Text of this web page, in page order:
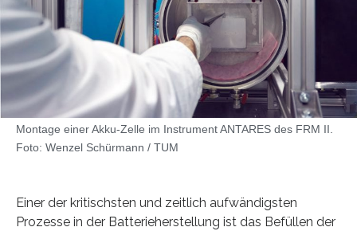
Montage einer Akku-Zelle im Instrument ANTARES des FRM II.
Foto: Wenzel Schürmann / TUM
Einer der kritischsten und zeitlich aufwändigsten
Prozesse in der Batterieherstellung ist das Befüllen der